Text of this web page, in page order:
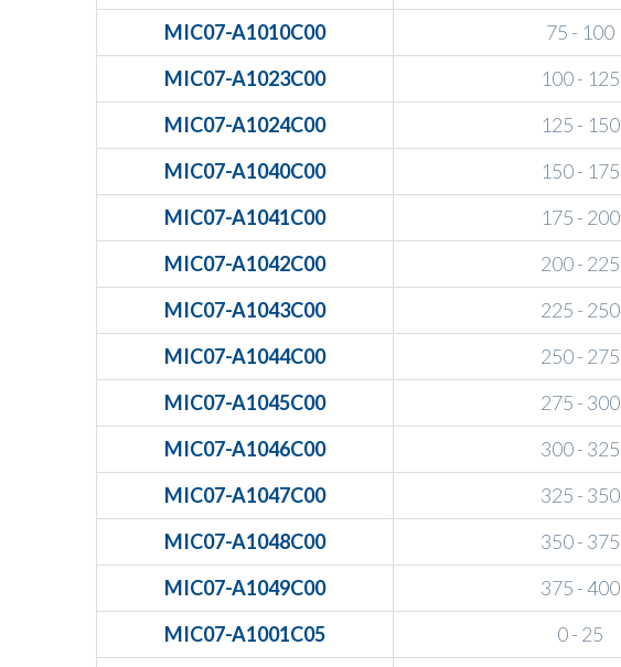
MIC07-A1010C00
75 - 100
MIC07-A1023C00
100 - 125
MIC07-A1024C00
125 - 150
MIC07-A1040C00
150 - 175
MIC07-A1041C00
175 - 200
MIC07-A1042C00
200 - 225
MIC07-A1043C00
225 - 250
MIC07-A1044C00
250 - 275
MIC07-A1045C00
275 - 300
MIC07-A1046C00
300 - 325
MIC07-A1047C00
325 - 350
MIC07-A1048C00
350 - 375
MIC07-A1049C00
375 - 400
MIC07-A1001C05
0 - 25